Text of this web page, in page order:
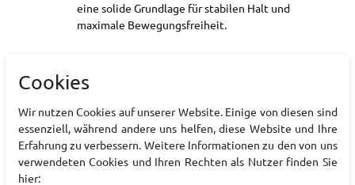
eine solide Grundlage für stabilen Halt und
maximale Bewegungsfreiheit.
EAN:4571633326042
Hersteller
Cookies
Wir nutzen Cookies auf unserer Website. Einige von diesen sind
essenziell, während andere uns helfen, diese Website und Ihre
Erfahrung zu verbessern. Weitere Informationen zu den von uns
verwendeten Cookies und Ihren Rechten als Nutzer finden Sie
hier: